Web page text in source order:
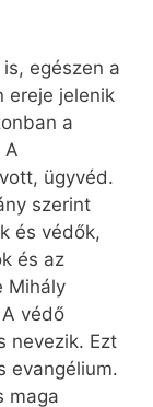
egészen a
ereje jelenik
a
A
ügyvéd.
szerint
és védők,
és az
Mihály
védő
nevezik. Ezt
evangélium.
maga